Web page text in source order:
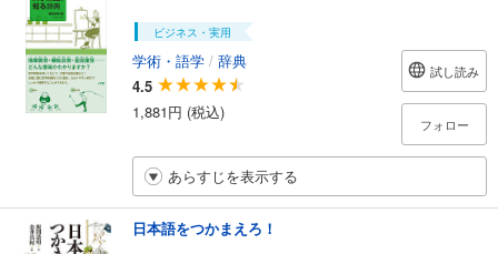
ビジネス・実用
学術・語学 / 辞典
4.5
1,881円 (税込)
試し読み
フォロー
あらすじを表示する
日本語をつかまえろ！